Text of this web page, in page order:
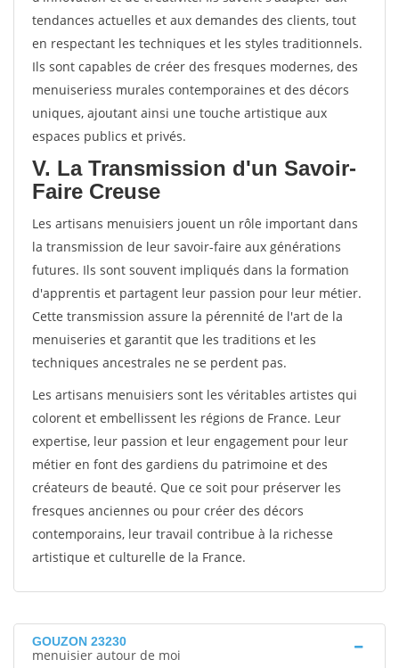
tendances actuelles et aux demandes des clients, tout
en respectant les techniques et les styles traditionnels.
Ils sont capables de créer des fresques modernes, des
menuiseriess murales contemporaines et des décors
uniques, ajoutant ainsi une touche artistique aux
espaces publics et privés.
V. La Transmission d'un Savoir-
Faire Creuse
Les artisans menuisiers jouent un rôle important dans
la transmission de leur savoir-faire aux générations
futures. Ils sont souvent impliqués dans la formation
d'apprentis et partagent leur passion pour leur métier.
Cette transmission assure la pérennité de l'art de la
menuiseries et garantit que les traditions et les
techniques ancestrales ne se perdent pas.
Les artisans menuisiers sont les véritables artistes qui
colorent et embellissent les régions de France. Leur
expertise, leur passion et leur engagement pour leur
métier en font des gardiens du patrimoine et des
créateurs de beauté. Que ce soit pour préserver les
fresques anciennes ou pour créer des décors
contemporains, leur travail contribue à la richesse
artistique et culturelle de la France.
GOUZON 23230
menuisier autour de moi